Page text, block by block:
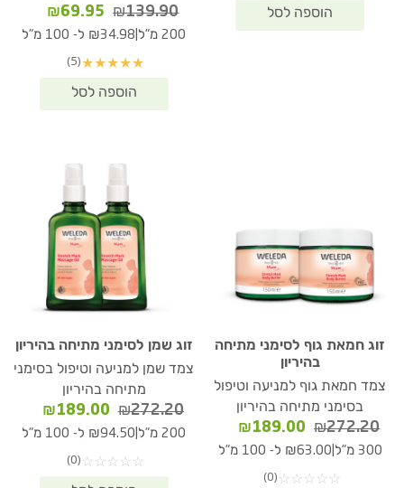
₪139.90
המחיר
המקורי
₪139.90.
₪69.95
המחיר
הנוכחי
200 מ"ל ₪34.98 ל- 100 מ"ל
★
★
★
★
★
(5)
זוג חמאת גוף לסימני מתיחה
בהיריון
צמד חמאת גוף למניעה וטיפול
בסימני מתיחה בהיריון
₪272.20
המחיר
המקורי
₪272.20.
₪189.00
המחיר
הנוכחי
300 מ"ל ₪63.00 ל- 100 מ"ל
☆
☆
☆
☆
☆
(0)
זוג שמן לסימני מתיחה בהיריון
צמד שמן למניעה וטיפול בסימני
מתיחה בהיריון
₪272.20
המחיר
המקורי
₪272.20.
₪189.00
הנוכחי
200 מ"ל ₪94.50 ל- 100 מ"ל
☆
☆
☆
☆
☆
(0)